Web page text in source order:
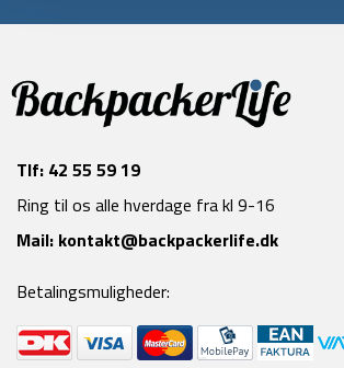
Tlf: 42 55 59 19
Ring til os alle hverdage fra kl 9-16
Mail: kontakt@backpackerlife.dk
Betalingsmuligheder: